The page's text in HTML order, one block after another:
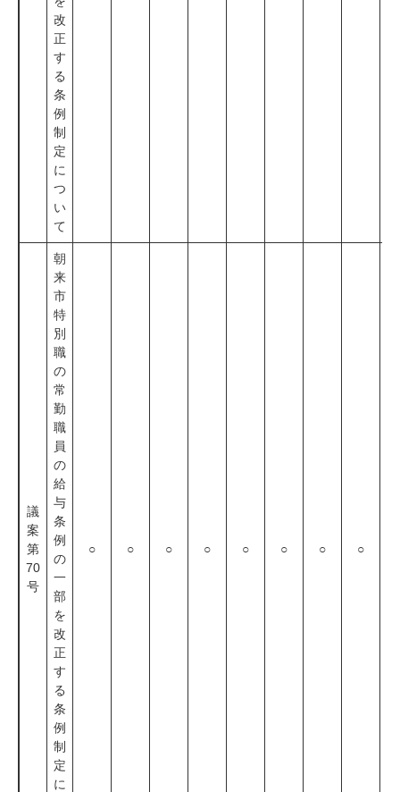
改
正
す
る
条
例
制
定
に
つ
い
て
議
案
第
70
号
朝
来
市
特
別
職
の
常
勤
職
員
の
給
与
条
例
の
一
部
を
改
正
す
る
条
例
制
定
に
○ ○ ○ ○ ○ ○ ○ ○